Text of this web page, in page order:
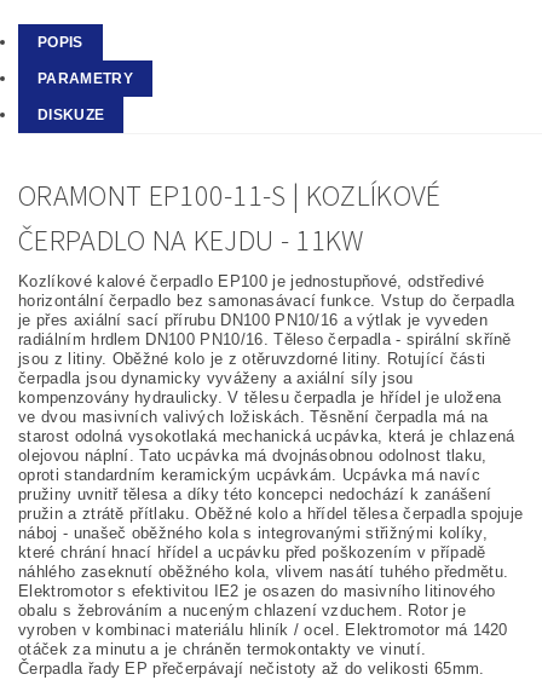
POPIS
PARAMETRY
DISKUZE
ORAMONT EP100-11-S | KOZLÍKOVÉ
ČERPADLO NA KEJDU - 11KW
Kozlíkové kalové čerpadlo EP100 je jednostupňové, odstředivé
horizontální čerpadlo bez samonasávací funkce. Vstup do čerpadla
je přes axiální sací přírubu DN100 PN10/16 a výtlak je vyveden
radiálním hrdlem DN100 PN10/16. Těleso čerpadla - spirální skříně
jsou z litiny. Oběžné kolo je z otěruvzdorné litiny. Rotující části
čerpadla jsou dynamicky vyváženy a axiální síly jsou
kompenzovány hydraulicky. V tělesu čerpadla je hřídel je uložena
ve dvou masivních valivých ložiskách. Těsnění čerpadla má na
starost odolná vysokotlaká mechanická ucpávka, která je chlazená
olejovou náplní. Tato ucpávka má dvojnásobnou odolnost tlaku,
oproti standardním keramickým ucpávkám. Ucpávka má navíc
pružiny uvnitř tělesa a díky této koncepci nedochází k zanášení
pružin a ztrátě přítlaku. Oběžné kolo a hřídel tělesa čerpadla spojuje
náboj - unašeč oběžného kola s integrovanými střižnými kolíky,
které chrání hnací hřídel a ucpávku před poškozením v případě
náhlého zaseknutí oběžného kola, vlivem nasátí tuhého předmětu.
Elektromotor s efektivitou IE2 je osazen do masivního litinového
obalu s žebrováním a nuceným chlazení vzduchem. Rotor je
vyroben v kombinaci materiálu hliník / ocel. Elektromotor má 1420
otáček za minutu a je chráněn termokontakty ve vinutí.
Čerpadla řady EP přečerpávají nečistoty až do velikosti 65mm.